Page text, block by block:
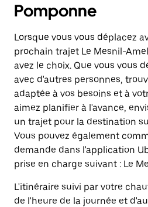
Pomponne
Lorsque vous vous déplacez
prochain trajet Le Mesnil-
avez le choix. Que vous vous
avec d'autres personnes,
adaptée à vos besoins et à
aimez planifier à l'avance,
un trajet pour la destination
Vous pouvez également
demande dans l'application
prise en charge suivant : Le
L'itinéraire suivi par votre
de l'heure de la journée et